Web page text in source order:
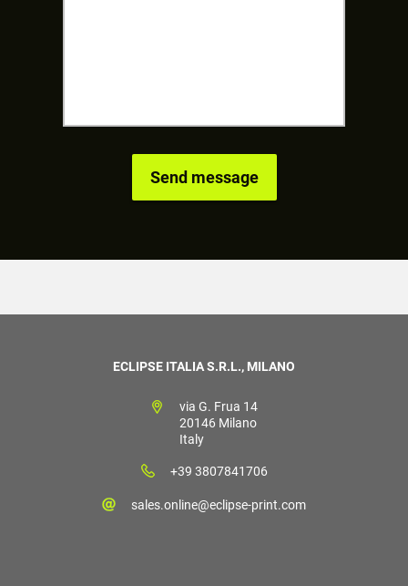
ECLIPSE ITALIA S.R.L., MILANO
via G. Frua 14
20146 Milano
Italy
+39 3807841706
sales.online@eclipse-print.com